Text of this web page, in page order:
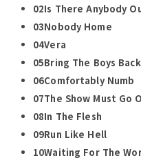
02Is There Anybody
03Nobody Home
04Vera
05Bring The Boys
06Comfortably Numb
07The Show Must Go
08In The Flesh
09Run Like Hell
10Waiting For The